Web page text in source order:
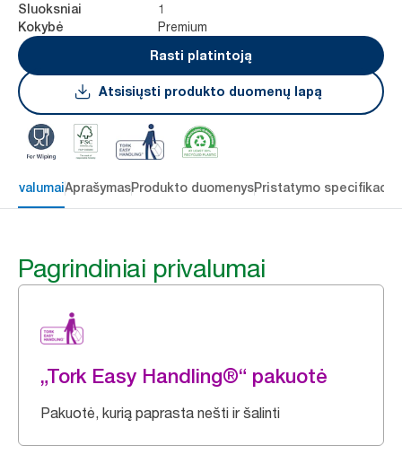
Sluoksniai 1
Kokybė
Premium
Rasti platintoją
Atsisiųsti produkto duomenų lapą
AprašymasProdukto duomenysPristatymo
Pagrindiniai privalumai
„Tork Easy Handling®“ pakuotė
Pakuotė, kurią paprasta nešti ir šalinti